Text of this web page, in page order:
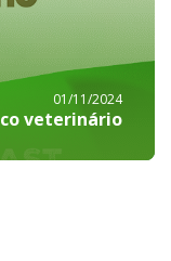
01/11/2024
veterinário